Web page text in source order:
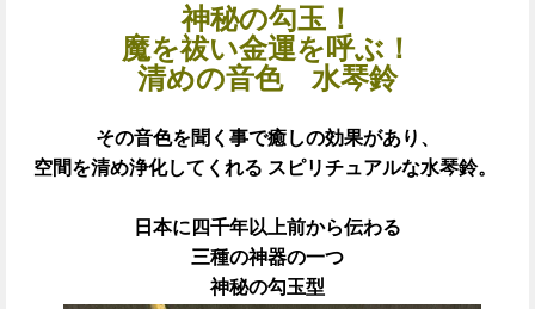
神秘の勾玉！
魔を祓い金運を呼ぶ！
清めの音色 水琴鈴
その音色を聞く事で癒しの効果があり、
空間を清め浄化してくれる スピリチュアルな水琴鈴。
日本に四千年以上前から伝わる
三種の神器の一つ
神秘の勾玉型